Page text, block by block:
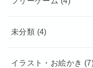
未分類 (4)
イラスト・お絵かき